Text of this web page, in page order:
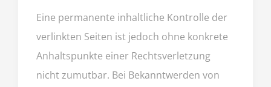
Eine permanente inhaltliche Kontrolle der
verlinkten Seiten ist jedoch ohne konkrete
Anhaltspunkte einer Rechtsverletzung
nicht zumutbar. Bei Bekanntwerden von